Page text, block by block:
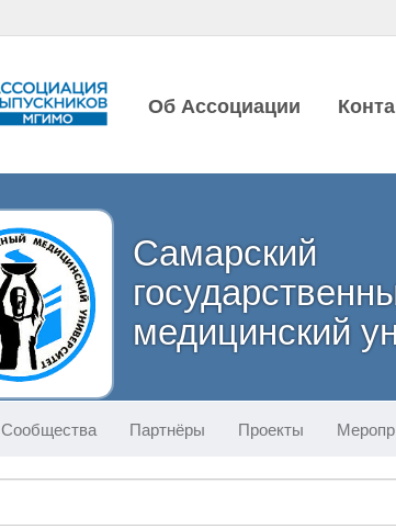
Об Ассоциации
Самарский
медицинский
Сообщества Партнёры Проекты